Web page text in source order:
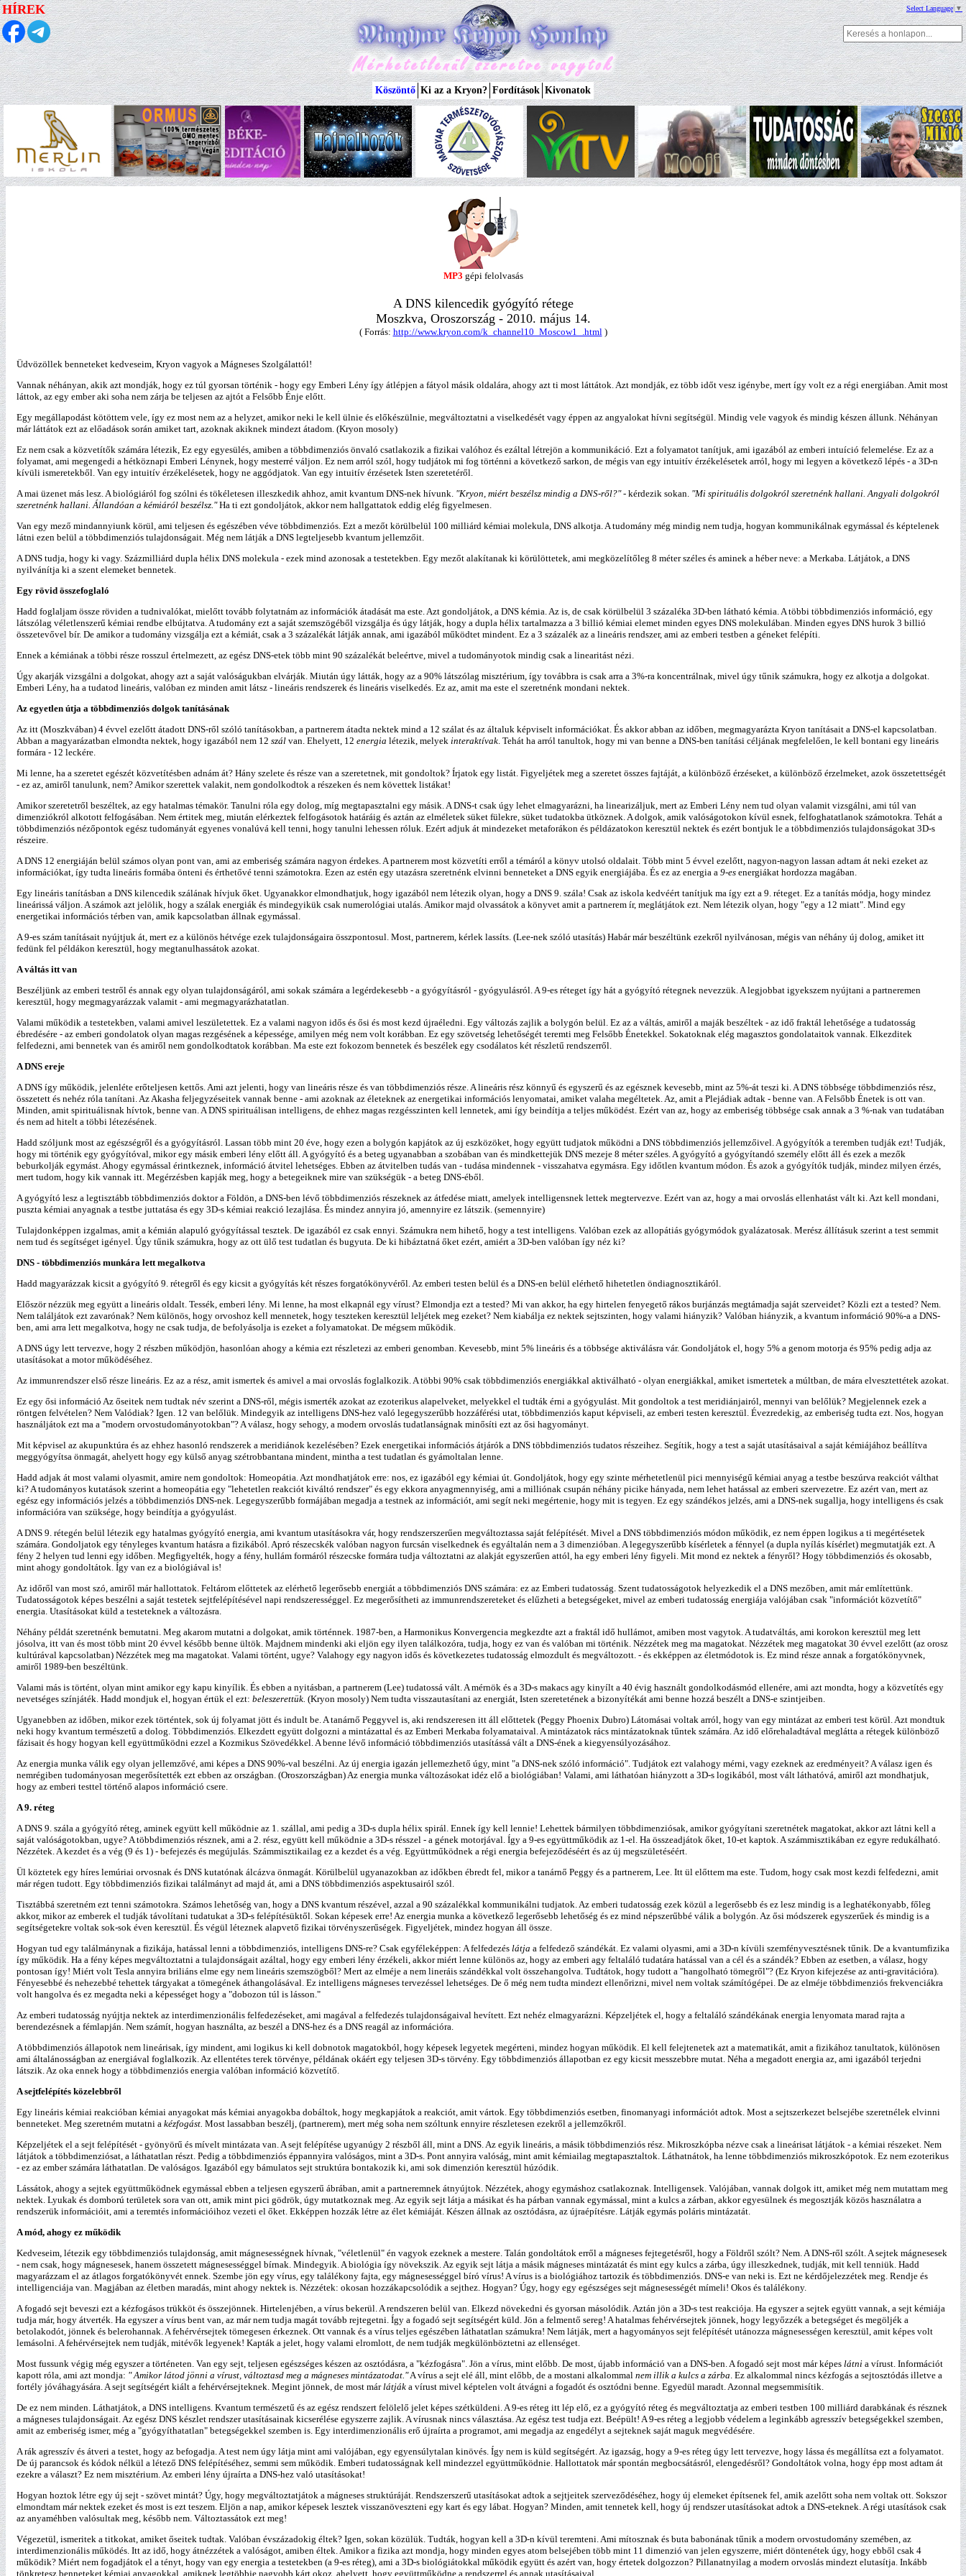
HÍREK Select Language ▼
Köszöntő Ki az a Kryon? Fordítások Kivonatok
MP3 gépi felolvasás
A DNS kilencedik gyógyító rétege
Moszkva, Oroszország - 2010. május 14.
( Forrás: http://www.kryon.com/k_channel10_Moscow1_.html)
Üdvözöllek benneteket kedveseim, Kryon vagyok a Mágneses Szolgálattól!
Vannak néhányan, akik azt mondják, hogy ez túl gyorsan történik - hogy egy Emberi Lény így átlépjen a fátyol másik oldalára, ahogy azt ti most láttátok. Azt mondják, ez több időt vesz igénybe, mert így volt ez a régi energiában. Amit most
láttok, az egy ember aki soha nem zárja be teljesen az ajtót a Felsőbb Énje előtt.
Egy megállapodást kötöttem vele, így ez most nem az a helyzet, amikor neki le kell ülnie és előkészülnie, megváltoztatni a viselkedését vagy éppen az angyalokat hívni segítségül. Mindig vele vagyok és mindig készen állunk. Néhányan
már láttátok ezt az előadások során amiket tart, azoknak akiknek mindezt átadom. (Kryon mosoly)
Ez nem csak a közvetítők számára létezik, Ez egy egyesülés, amiben a többdimenziós önvaló csatlakozik a fizikai valóhoz és ezáltal létrejön a kommunikáció. Ezt a folyamatot tanítjuk, ami igazából az emberi intuíció felemelése. Ez az a
folyamat, ami megengedi a hétköznapi Emberi Lénynek, hogy mesterré váljon. Ez nem arról szól, hogy tudjátok mi fog történni a következő sarkon, de mégis van egy intuitív érzékelésetek arról, hogy mi legyen a következő lépés - a 3D-n
kívüli ismeretekből. Van egy intuitív érzékelésetek, hogy ne aggódjatok. Van egy intuitív érzésetek Isten szeretetéről.
A mai üzenet más lesz. A biológiáról fog szólni és tökéletesen illeszkedik ahhoz, amit kvantum DNS-nek hívunk. "Kryon, miért beszélsz mindig a DNS-ről?"- kérdezik sokan. "Mi spirituális dolgokról szeretnénk hallani. Angyali dolgokról
szeretnénk hallani. Állandóan a kémiáról beszélsz."Ha ti ezt gondoljátok, akkor nem hallgattatok eddig elég figyelmesen.
Van egy mező mindannyiunk körül, ami teljesen és egészében véve többdimenziós. Ezt a mezőt körülbelül 100 milliárd kémiai molekula, DNS alkotja. A tudomány még mindig nem tudja, hogyan kommunikálnak egymással és képtelenek
látni ezen belül a többdimenziós tulajdonságait. Még nem látják a DNS legteljesebb kvantum jellemzőit.
A DNS tudja, hogy ki vagy. Százmilliárd dupla hélix DNS molekula - ezek mind azonosak a testetekben. Egy mezőt alakítanak ki körülöttetek, ami megközelítőleg 8 méter széles és aminek a héber neve: a Merkaba. Látjátok, a DNS
nyilvánítja ki a szent elemeket bennetek.
Egy rövid összefoglaló
Hadd foglaljam össze röviden a tudnivalókat, mielőtt tovább folytatnám az információk átadását ma este. Azt gondoljátok, a DNS kémia. Az is, de csak körülbelül 3 százaléka 3D-ben látható kémia. A többi többdimenziós információ, egy
látszólag véletlenszerű kémiai rendbe elbújtatva. A tudomány ezt a saját szemszögéből vizsgálja és úgy látják, hogy a dupla hélix tartalmazza a 3 billió kémiai elemet minden egyes DNS molekulában. Minden egyes DNS hurok 3 billió
összetevővel bír. De amikor a tudomány vizsgálja ezt a kémiát, csak a 3 százalékát látják annak, ami igazából működtet mindent. Ez a 3 százalék az a lineáris rendszer, ami az emberi testben a géneket felépíti.
Ennek a kémiának a többi része rosszul értelmezett, az egész DNS-etek több mint 90 százalékát beleértve, mivel a tudományotok mindig csak a linearitást nézi.
Úgy akarják vizsgálni a dolgokat, ahogy azt a saját valóságukban elvárják. Miután úgy látták, hogy az a 90% látszólag misztérium, így továbbra is csak arra a 3%-ra koncentrálnak, mivel úgy tűnik számukra, hogy ez alkotja a dolgokat.
Emberi Lény, ha a tudatod lineáris, valóban ez minden amit látsz - lineáris rendszerek és lineáris viselkedés. Ez az, amit ma este el szeretnénk mondani nektek.
Az egyetlen útja a többdimenziós dolgok tanításának
Az itt (Moszkvában) 4 évvel ezelőtt átadott DNS-ről szóló tanításokban, a partnerem átadta nektek mind a 12 szálat és az általuk képviselt információkat. És akkor abban az időben, megmagyarázta Kryon tanításait a DNS-el kapcsolatban.
Abban a magyarázatban elmondta nektek, hogy igazából nem 12 szál van. Ehelyett, 12 energia létezik, melyek interaktívak. Tehát ha arról tanultok, hogy mi van benne a DNS-ben tanítási céljának megfelelően, le kell bontani egy lineáris
formára - 12 leckére.
Mi lenne, ha a szeretet egészét közvetítésben adnám át? Hány szelete és része van a szeretetnek, mit gondoltok? Írjatok egy listát. Figyeljétek meg a szeretet összes fajtáját, a különböző érzéseket, a különböző érzelmeket, azok összetettségét
- ez az, amiről tanulunk, nem? Amikor szerettek valakit, nem gondolkodtok a részeken és nem követtek listákat!
Amikor szeretetről beszéltek, az egy hatalmas témakör. Tanulni róla egy dolog, míg megtapasztalni egy másik. A DNS-t csak úgy lehet elmagyarázni, ha linearizáljuk, mert az Emberi Lény nem tud olyan valamit vizsgálni, ami túl van
dimenziókról alkotott felfogásában. Nem értitek meg, miután elérkeztek felfogásotok határáig és aztán az elméletek süket fülekre, süket tudatokba ütköznek. A dolgok, amik valóságotokon kívül esnek, felfoghatatlanok számotokra. Tehát a
többdimenziós nézőpontok egész tudományát egyenes vonalúvá kell tenni, hogy tanulni lehessen róluk. Ezért adjuk át mindezeket metaforákon és példázatokon keresztül nektek és ezért bontjuk le a többdimenziós tulajdonságokat 3D-s
részeire.
A DNS 12 energiáján belül számos olyan pont van, ami az emberiség számára nagyon érdekes. A partnerem most közvetíti erről a témáról a könyv utolsó oldalait. Több mint 5 évvel ezelőtt, nagyon-nagyon lassan adtam át neki ezeket az
információkat, így tudta lineáris formába önteni és érthetővé tenni számotokra. Ezen az estén egy utazásra szeretnénk elvinni benneteket a DNS egyik energiájába. És ez az energia a 9-es energiákat hordozza magában.
Egy lineáris tanításban a DNS kilencedik szálának hívjuk őket. Ugyanakkor elmondhatjuk, hogy igazából nem létezik olyan, hogy a DNS 9. szála! Csak az iskola kedvéért tanítjuk ma így ezt a 9. réteget. Ez a tanítás módja, hogy mindez
lineárissá váljon. A számok azt jelölik, hogy a szálak energiák és mindegyikük csak numerológiai utalás. Amikor majd olvassátok a könyvet amit a partnerem ír, meglátjátok ezt. Nem létezik olyan, hogy "egy a 12 miatt". Mind egy
energetikai információs térben van, amik kapcsolatban állnak egymással.
A 9-es szám tanításait nyújtjuk át, mert ez a különös hétvége ezek tulajdonságaira összpontosul. Most, partnerem, kérlek lassíts. (Lee-nek szóló utasítás) Habár már beszéltünk ezekről nyilvánosan, mégis van néhány új dolog, amiket itt
fedünk fel példákon keresztül, hogy megtanulhassátok azokat.
A váltás itt van
Beszéljünk az emberi testről és annak egy olyan tulajdonságáról, ami sokak számára a legérdekesebb - a gyógyításról - gyógyulásról. A 9-es réteget így hát a gyógyító rétegnek nevezzük. A legjobbat igyekszem nyújtani a partneremen
keresztül, hogy megmagyarázzak valamit - ami megmagyarázhatatlan.
Valami működik a testetekben, valami amivel leszületettek. Ez a valami nagyon idős és ősi és most kezd újraéledni. Egy változás zajlik a bolygón belül. Ez az a váltás, amiről a maják beszéltek - az idő fraktál lehetősége a tudatosság
ébredésére - az emberi gondolatok olyan magas rezgésének a képessége, amilyen még nem volt korábban. Ez egy szövetség lehetőségét teremti meg Felsőbb Énetekkel. Sokatoknak elég magasztos gondolataitok vannak. Elkezditek
felfedezni, ami bennetek van és amiről nem gondolkodtatok korábban. Ma este ezt fokozom bennetek és beszélek egy csodálatos két részletű rendszerről.
A DNS ereje
A DNS így működik, jelenléte erőteljesen kettős. Ami azt jelenti, hogy van lineáris része és van többdimenziós része. A lineáris rész könnyű és egyszerű és az egésznek kevesebb, mint az 5%-át teszi ki. A DNS többsége többdimenziós rész,
összetett és nehéz róla tanítani. Az Akasha feljegyzéseitek vannak benne - ami azoknak az életeknek az energetikai információs lenyomatai, amiket valaha megéltetek. Az, amit a Plejádiak adtak - benne van. A Felsőbb Énetek is ott van.
Minden, amit spirituálisnak hívtok, benne van. A DNS spirituálisan intelligens, de ehhez magas rezgésszinten kell lennetek, ami így beindítja a teljes működést. Ezért van az, hogy az emberiség többsége csak annak a 3 %-nak van tudatában
és nem ad hitelt a többi létezésének.
Hadd szóljunk most az egészségről és a gyógyításról. Lassan több mint 20 éve, hogy ezen a bolygón kapjátok az új eszközöket, hogy együtt tudjatok működni a DNS többdimenziós jellemzőivel. A gyógyítók a teremben tudják ezt! Tudják,
hogy mi történik egy gyógyítóval, mikor egy másik emberi lény előtt áll. A gyógyító és a beteg ugyanabban a szobában van és mindkettejük DNS mezeje 8 méter széles. A gyógyító a gyógyítandó személy előtt áll és ezek a mezők
beburkolják egymást. Ahogy egymással érintkeznek, információ átvitel lehetséges. Ebben az átvitelben tudás van - tudása mindennek - visszahatva egymásra. Egy időtlen kvantum módon. És azok a gyógyítók tudják, mindez milyen érzés,
mert tudom, hogy kik vannak itt. Megérzésben kapják meg, hogy a betegeiknek mire van szükségük - a beteg DNS-éből.
A gyógyító lesz a legtisztább többdimenziós doktor a Földön, a DNS-ben lévő többdimenziós részeknek az átfedése miatt, amelyek intelligensnek lettek megtervezve. Ezért van az, hogy a mai orvoslás ellenhatást vált ki. Azt kell mondani,
puszta kémiai anyagnak a testbe juttatása és egy 3D-s kémiai reakció lezajlása. És mindez annyira jó, amennyire ez látszik. (semennyire)
Tulajdonképpen izgalmas, amit a kémián alapuló gyógyítással tesztek. De igazából ez csak ennyi. Számukra nem hihető, hogy a test intelligens. Valóban ezek az allopátiás gyógymódok gyalázatosak. Merész állításuk szerint a test semmit
nem tud és segítséget igényel. Úgy tűnik számukra, hogy az ott ülő test tudatlan és bugyuta. De ki hibáztatná őket ezért, amiért a 3D-ben valóban így néz ki?
DNS - többdimenziós munkára lett megalkotva
Hadd magyarázzak kicsit a gyógyító 9. rétegről és egy kicsit a gyógyítás két részes forgatókönyvéről. Az emberi testen belül és a DNS-en belül elérhető hihetetlen öndiagnosztikáról.
Először nézzük meg együtt a lineáris oldalt. Tessék, emberi lény. Mi lenne, ha most elkapnál egy vírust? Elmondja ezt a tested? Mi van akkor, ha egy hirtelen fenyegető rákos burjánzás megtámadja saját szerveidet? Közli ezt a tested? Nem.
Nem találjátok ezt zavarónak? Nem különös, hogy orvoshoz kell mennetek, hogy teszteken keresztül leljétek meg ezeket? Nem kiabálja ez nektek sejtszinten, hogy valami hiányzik? Valóban hiányzik, a kvantum információ 90%-a a DNS-
ben, ami arra lett megalkotva, hogy ne csak tudja, de befolyásolja is ezeket a folyamatokat. De mégsem működik.
A DNS úgy lett tervezve, hogy 2 részben működjön, hasonlóan ahogy a kémia ezt részletezi az emberi genomban. Kevesebb, mint 5% lineáris és a többsége aktiválásra vár. Gondoljátok el, hogy 5% a genom motorja és 95% pedig adja az
utasításokat a motor működéséhez.
Az immunrendszer első része lineáris. Ez az a rész, amit ismertek és amivel a mai orvoslás foglalkozik. A többi 90% csak többdimenziós energiákkal aktiválható - olyan energiákkal, amiket ismertetek a múltban, de mára elvesztettétek azokat.
Ez egy ősi információ Az őseitek nem tudtak név szerint a DNS-ről, mégis ismerték azokat az ezoterikus alapelveket, melyekkel el tudták érni a gyógyulást. Mit gondoltok a test meridiánjairól, mennyi van belőlük? Megjelennek ezek a
röntgen felvételen? Nem Valódiak? Igen. 12 van belőlük. Mindegyik az intelligens DNS-hez való legegyszerűbb hozzáférési utat, többdimenziós kaput képviseli, az emberi testen keresztül. Évezredekig, az emberiség tudta ezt. Nos, hogyan
használjátok ezt ma a "modern orvostudományotokban"? A válasz, hogy sehogy, a modern orvoslás tudatlanságnak minősíti ezt az ősi hagyományt.
Mit képvisel az akupunktúra és az ehhez hasonló rendszerek a meridiánok kezelésében? Ezek energetikai információs átjárók a DNS többdimenziós tudatos részeihez. Segítik, hogy a test a saját utasításaival a saját kémiájához beállítva
meggyógyítsa önmagát, ahelyett hogy egy külső anyag szétrobbantana mindent, mintha a test tudatlan és gyámoltalan lenne.
Hadd adjak át most valami olyasmit, amire nem gondoltok: Homeopátia. Azt mondhatjátok erre: nos, ez igazából egy kémiai út. Gondoljátok, hogy egy szinte mérhetetlenül pici mennyiségű kémiai anyag a testbe beszúrva reakciót válthat
ki? A tudományos kutatások szerint a homeopátia egy "lehetetlen reakciót kiváltó rendszer" és egy ekkora anyagmennyiség, ami a milliónak csupán néhány picike hányada, nem lehet hatással az emberi szervezetre. Ez azért van, mert az
egész egy információs jelzés a többdimenziós DNS-nek. Legegyszerűbb formájában megadja a testnek az információt, ami segít neki megértenie, hogy mit is tegyen. Ez egy szándékos jelzés, ami a DNS-nek sugallja, hogy intelligens és csak
információra van szüksége, hogy beindítja a gyógyulást.
A DNS 9. rétegén belül létezik egy hatalmas gyógyító energia, ami kvantum utasításokra vár, hogy rendszerszerűen megváltoztassa saját felépítését. Mivel a DNS többdimenziós módon működik, ez nem éppen logikus a ti megértésetek
számára. Gondoljatok egy tényleges kvantum hatásra a fizikából. Apró részecskék valóban nagyon furcsán viselkednek és egyáltalán nem a 3 dimenzióban. A legegyszerűbb kísérletek a fénnyel (a dupla nyílás kísérlet) megmutatják ezt. A
fény 2 helyen tud lenni egy időben. Megfigyelték, hogy a fény, hullám formáról részecske formára tudja változtatni az alakját egyszerűen attól, ha egy emberi lény figyeli. Mit mond ez nektek a fényről? Hogy többdimenziós és okosabb,
mint ahogy gondoltátok. Így van ez a biológiával is!
Az időről van most szó, amiről már hallottatok. Feltárom előttetek az elérhető legerősebb energiát a többdimenziós DNS számára: ez az Emberi tudatosság. Szent tudatosságotok helyezkedik el a DNS mezőben, amit már említettünk.
Tudatosságotok képes beszélni a saját testetek sejtfelépítésével napi rendszerességgel. Ez megerősítheti az immunrendszereteket és elűzheti a betegségeket, mivel az emberi tudatosság energiája valójában csak "információt közvetítő"
energia. Utasításokat küld a testeteknek a változásra.
Néhány példát szeretnénk bemutatni. Meg akarom mutatni a dolgokat, amik történnek. 1987-ben, a Harmonikus Konvergencia megkezdte azt a fraktál idő hullámot, amiben most vagytok. A tudatváltás, ami korokon keresztül meg lett
jósolva, itt van és most több mint 20 évvel később benne ültök. Majdnem mindenki aki eljön egy ilyen találkozóra, tudja, hogy ez van és valóban mi történik. Nézzétek meg ma magatokat. Nézzétek meg magatokat 30 évvel ezelőtt (az orosz
kultúrával kapcsolatban) Nézzétek meg ma magatokat. Valami történt, ugye? Valahogy egy nagyon idős és következetes tudatosság elmozdult és megváltozott. - és ekképpen az életmódotok is. Ez mind része annak a forgatókönyvnek,
amiről 1989-ben beszéltünk.
Valami más is történt, olyan mint amikor egy kapu kinyílik. És ebben a nyitásban, a partnerem (Lee) tudatossá vált. A mérnök és a 3D-s makacs agy kinyílt a 40 évig használt gondolkodásmód ellenére, ami azt mondta, hogy a közvetítés egy
nevetséges színjáték. Hadd mondjuk el, hogyan értük el ezt: beleszerettük. (Kryon mosoly) Nem tudta visszautasítani az energiát, Isten szeretetének a bizonyítékát ami benne hozzá beszélt a DNS-e szintjeiben.
Ugyanebben az időben, mikor ezek történtek, sok új folyamat jött és indult be. A tanárnő Peggyvel is, aki rendszeresen itt áll előttetek (Peggy Phoenix Dubro) Látomásai voltak arról, hogy van egy mintázat az emberi test körül. Azt mondtuk
neki hogy kvantum természetű a dolog. Többdimenziós. Elkezdett együtt dolgozni a mintázattal és az Emberi Merkaba folyamataival. A mintázatok rács mintázatoknak tűntek számára. Az idő előrehaladtával meglátta a rétegek különböző
fázisait és hogy hogyan kell együttműködni ezzel a Kozmikus Szövedékkel. A benne lévő információ többdimenziós utasítássá vált a DNS-ének a kiegyensúlyozásához.
Az energia munka válik egy olyan jellemzővé, ami képes a DNS 90%-val beszélni. Az új energia igazán jellemezhető úgy, mint "a DNS-nek szóló információ". Tudjátok ezt valahogy mérni, vagy ezeknek az eredményeit? A válasz igen és
nemrégiben tudományosan megerősítették ezt ebben az országban. (Oroszországban) Az energia munka változásokat idéz elő a biológiában! Valami, ami láthatóan hiányzott a 3D-s logikából, most vált láthatóvá, amiről azt mondhatjuk,
hogy az emberi testtel történő alapos információ csere.
A 9. réteg
A DNS 9. szála a gyógyító réteg, aminek együtt kell működnie az 1. szállal, ami pedig a 3D-s dupla hélix spirál. Ennek így kell lennie! Lehettek bármilyen többdimenziósak, amikor gyógyítani szeretnétek magatokat, akkor azt látni kell a
saját valóságotokban, ugye? A többdimenziós résznek, ami a 2. rész, együtt kell működnie a 3D-s résszel - a gének motorjával. Így a 9-es együttműködik az 1-el. Ha összeadjátok őket, 10-et kaptok. A számmisztikában ez egyre redukálható.
Nézzétek. A kezdet és a vég (9 és 1) - befejezés és megújulás. Számmisztikailag ez a kezdet és a vég. Együttműködnek a régi energia befejeződéséért és az új megszületéséért.
Ül köztetek egy híres lemúriai orvosnak és DNS kutatónak álcázva önmagát. Körülbelül ugyanazokban az időkben ébredt fel, mikor a tanárnő Peggy és a partnerem, Lee. Itt ül előttem ma este. Tudom, hogy csak most kezdi felfedezni, amit
már régen tudott. Egy többdimenziós fizikai találmányt ad majd át, ami a DNS többdimenziós aspektusairól szól.
Tisztábbá szeretném ezt tenni számotokra. Számos lehetőség van, hogy a DNS kvantum részével, azzal a 90 százalékkal kommunikálni tudjatok. Az emberi tudatosság ezek közül a legerősebb és ez lesz mindig is a leghatékonyabb, főleg
akkor, mikor az emberek el tudják távolítani tudatukat a 3D-s felépítésüktől. Sokan képesek erre! Az energia munka a következő legerősebb lehetőség és ez mind népszerűbbé válik a bolygón. Az ősi módszerek egyszerűek és mindig is a
segítségetekre voltak sok-sok éven keresztül. És végül léteznek alapvető fizikai törvényszerűségek. Figyeljétek, mindez hogyan áll össze.
Hogyan tud egy találmánynak a fizikája, hatással lenni a többdimenziós, intelligens DNS-re? Csak egyféleképpen: A felfedezés látja a felfedező szándékát. Ez valami olyasmi, ami a 3D-n kívüli szemfényvesztésnek tűnik. De a kvantumfizika
így működik. Ha a fény képes megváltoztatni a tulajdonságait azáltal, hogy egy emberi lény érzékeli, akkor miért lenne különös az, hogy az emberi agy feltaláló tudatára hatással van a cél és a szándék? Ebben az esetben, a válasz, hogy
pontosan így! Miért volt Tesla annyira briliáns elme egy nem lineáris szemszögből? Mert az elméje a nem lineráis szándékkal volt összehangolva. Tudtátok, hogy tudott a "hangolható tömegről"? (Ez Kryon kifejezése az anti-gravitációra).
Fényesebbé és nehezebbé tehettek tárgyakat a tömegének áthangolásával. Ez intelligens mágneses tervezéssel lehetséges. De ő még nem tudta mindezt ellenőrizni, mivel nem voltak számítógépei. De az elméje többdimenziós frekvenciákra
volt hangolva és ez megadta neki a képességet hogy a "dobozon túl is lásson."
Az emberi tudatosság nyújtja nektek az interdimenzionális felfedezéseket, ami magával a felfedezés tulajdonságaival hevített. Ezt nehéz elmagyarázni. Képzeljétek el, hogy a feltaláló szándékának energia lenyomata marad rajta a
berendezésnek a fémlapján. Nem számít, hogyan használta, az beszél a DNS-hez és a DNS reagál az információra.
A többdimenziós állapotok nem lineárisak, így mindent, ami logikus ki kell dobnotok magatokból, hogy képesek legyetek megérteni, mindez hogyan működik. El kell felejtenetek azt a matematikát, amit a fizikához tanultatok, különösen
ami általánosságban az energiával foglalkozik. Az ellentétes terek törvénye, példának okáért egy teljesen 3D-s törvény. Egy többdimenziós állapotban ez egy kicsit messzebbre mutat. Néha a megadott energia az, ami igazából terjedni
látszik. Az oka ennek hogy a többdimenziós energia valóban információ közvetítő.
A sejtfelépítés közelebbről
Egy lineáris kémiai reakcióban kémiai anyagokat más kémiai anyagokba dobáltok, hogy megkapjátok a reakciót, amit vártok. Egy többdimenziós esetben, finomanyagi információt adtok. Most a sejtszerkezet belsejébe szeretnélek elvinni
benneteket. Meg szeretném mutatni a kézfogást. Most lassabban beszélj, (partnerem), mert még soha nem szóltunk ennyire részletesen ezekről a jellemzőkről.
Képzeljétek el a sejt felépítését - gyönyörű és mívelt mintázata van. A sejt felépítése ugyanúgy 2 részből áll, mint a DNS. Az egyik lineáris, a másik többdimenziós rész. Mikroszkópba nézve csak a lineárisat látjátok - a kémiai részeket. Nem
látjátok a többdimenziósat, a láthatatlan részt. Pedig a többdimenziós éppannyira valóságos, mint a 3D-s. Pont annyira valóság, mint amit kémiailag megtapasztaltok. Láthatnátok, ha lenne többdimenziós mikroszkópotok. Ez nem ezoterikus
- ez az ember számára láthatatlan. De valóságos. Igazából egy bámulatos sejt struktúra bontakozik ki, ami sok dimenzión keresztül húzódik.
Lássátok, ahogy a sejtek együttműködnek egymással ebben a teljesen egyszerű ábrában, amit a partneremnek átnyújtok. Nézzétek, ahogy egymáshoz csatlakoznak. Intelligensek. Valójában, vannak dolgok itt, amiket még nem mutattam meg
nektek. Lyukak és domború területek sora van ott, amik mint pici gödrök, úgy mutatkoznak meg. Az egyik sejt látja a másikat és ha párban vannak egymással, mint a kulcs a zárban, akkor egyesülnek és megosztják közös használatra a
rendszerük információit, ami a teremtés információihoz vezeti el őket. Ekképpen hozzák létre az élet kémiáját. Készen állnak az osztódásra, az újraépítésre. Látják egymás poláris mintázatát.
A mód, ahogy ez működik
Kedveseim, létezik egy többdimenziós tulajdonság, amit mágnesességnek hívnak, "véletlenül" én vagyok ezeknek a mestere. Talán gondoltátok erről a mágneses fejtegetésről, hogy a Földről szólt? Nem. A DNS-ről szólt. A sejtek mágnesesek
- nem csak, hogy mágnesesek, hanem összetett mágnesességgel bírnak. Mindegyik. A biológia így növekszik. Az egyik sejt látja a másik mágneses mintázatát és mint egy kulcs a zárba, úgy illeszkednek, tudják, mit kell tenniük. Hadd
magyarázzam el az átlagos forgatókönyvét ennek. Szembe jön egy vírus, egy találékony fajta, egy mágnesességgel bíró vírus! A vírus is a biológiához tartozik és többdimenziós. DNS-e van neki is. Ezt ne kérdőjelezzétek meg. Rendje és
intelligenciája van. Magjában az életben maradás, mint ahogy nektek is. Nézzétek: okosan hozzákapcsolódik a sejthez. Hogyan? Úgy, hogy egy egészséges sejt mágnesességét mímeli! Okos és találékony.
A fogadó sejt beveszi ezt a kézfogásos trükköt és összejönnek. Hirtelenjében, a vírus bekerül. A rendszeren belül van. Elkezd növekedni és gyorsan másolódik. Aztán jön a 3D-s test reakciója. Ha egyszer a sejtek együtt vannak, a sejt kémiája
tudja már, hogy átverték. Ha egyszer a vírus bent van, az már nem tudja magát tovább rejtegetni. Így a fogadó sejt segítségért küld. Jön a felmentő sereg! A hatalmas fehérvérsejtek jönnek, hogy legyőzzék a betegséget és megöljék a
betolakodót, jönnek és belerohannak. A fehérvérsejtek tömegesen érkeznek. Ott vannak és a vírus teljes egészében láthatatlan számukra! Nem látják, mert a hagyományos sejt felépítését utánozza mágnesességen keresztül, amit képes volt
lemásolni. A fehérvérsejtek nem tudják, mitévők legyenek! Kapták a jelet, hogy valami elromlott, de nem tudják megkülönböztetni az ellenséget.
Most fussunk végig még egyszer a történeten. Van egy sejt, teljesen egészséges készen az osztódásra, a "kézfogásra". Jön a vírus, mint előbb. De most, újabb információ van a DNS-ben. A fogadó sejt most már képes látni a vírust. Információt
kapott róla, ami azt mondja: " Amikor látod jönni a vírust, változtasd meg a mágneses mintázatodat."A vírus a sejt elé áll, mint előbb, de a mostani alkalommal nem illik a kulcs a zárba. Ez alkalommal nincs kézfogás a sejtosztódás illetve a
fortély jóváhagyására. A sejt segítségért kiált a fehérvérsejteknek. Megint jönnek, de most márlátják a vírust mivel képtelen volt átvágni a fogadót és osztódni benne. Egyedül maradt. Azonnal megsemmisítik.
De ez nem minden. Láthatjátok, a DNS intelligens. Kvantum természetű és az egész rendszert felölelő jelet képes szétküldeni. A 9-es réteg itt lép elő, ez a gyógyító réteg és megváltoztatja az emberi testben 100 milliárd darabkának és résznek
a mágneses tulajdonságait. Az egész DNS készlet rendszer utasításainak kicserélése egyszerre zajlik. A vírusnak nincs választása. Az egész test tudja ezt. Beépült! A 9-es réteg a legjobb védelem a leginkább agresszív betegségekkel szemben,
amit az emberiség ismer, még a "gyógyíthatatlan" betegségekkel szemben is. Egy interdimenzionális erő újraírta a programot, ami megadja az engedélyt a sejteknek saját maguk megvédésére.
A rák agresszív és átveri a testet, hogy az befogadja. A test nem úgy látja mint ami valójában, egy egyensúlytalan kinövés. Így nem is küld segítségért. Az igazság, hogy a 9-es réteg úgy lett tervezve, hogy lássa és megállítsa ezt a folyamatot.
De új parancsok és kódok nélkül a létező DNS felépítéséhez, semmi sem működik. Emberi tudatosságnak kell mindezzel együttműködnie. Hallottatok már spontán megbocsátásról, elengedésről? Gondoltátok volna, hogy épp most adtam át
ezekre a választ? Ez nem misztérium. Az emberi lény újraírta a DNS-hez való utasításokat!
Hogyan hoztok létre egy új sejt - szövet mintát? Úgy, hogy megváltoztatjátok a mágneses struktúráját. Rendszerszerű utasításokat adtok a sejtjeitek szerveződéséhez, hogy új elemeket építsenek fel, amik azelőtt soha nem voltak ott. Sokszor
elmondtam már nektek ezeket és most is ezt teszem. Eljön a nap, amikor képesek lesztek visszanöveszteni egy kart és egy lábat. Hogyan? Minden, amit tennetek kell, hogy új rendszer utasításokat adtok a DNS-eteknek. A régi utasítások csak
az anyaméhben valósultak meg, később nem. Változtassátok ezt meg!
Végezetül, ismeritek a titkokat, amiket őseitek tudtak. Valóban évszázadokig éltek? Igen, sokan közülük. Tudták, hogyan kell a 3D-n kívül teremteni. Ami mítosznak és buta babonának tűnik a modern orvostudomány szemében, az
interdimenzionális működés. Itt az idő, hogy átnézzétek a valóságot, amiben éltek. Amikor a fizika azt mondja, hogy minden egyes atom belsejében több mint 11 dimenzió van jelen egyszerre, miért döntenétek úgy, hogy ebből csak 4
működik? Miért nem fogadjátok el a tényt, hogy van egy energia a testetekben (a 9-es réteg), ami a 3D-s biológiátokkal működik együtt és azért van, hogy értetek dolgozzon? Pillanatnyilag a modern orvoslás mindezt elutasítja. Inkább
tönkretesz benneteket kémiai anyagokkal, amiknek legtöbbje nagyobb kárt okoz, ahelyett, hogy együttműködne a rendszerrel és annak utasításaival.